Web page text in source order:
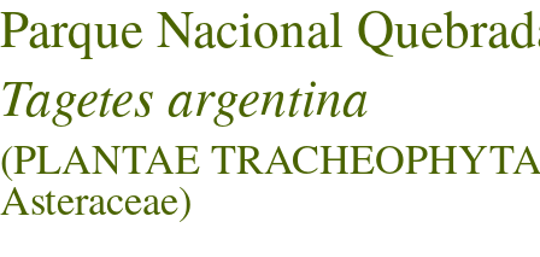
Parque Nacional
Tagetes argentina
(PLANTAE
Asteraceae)